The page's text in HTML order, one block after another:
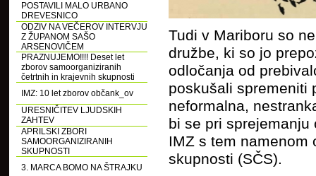
POSTAVILI MALO URBANO
DREVESNICO
ODZIV NA VEČEROV INTERVJU
Z ŽUPANOM SAŠO
ARSENOVIČEM
PRAZNUJEMO!!!! Deset let
zborov samoorganiziranih
četrtnih in krajevnih skupnosti
IMZ: 10 let zborov občank_ov
URESNIČITEV LJUDSKIH
ZAHTEV
APRILSKI ZBORI
SAMOORGANIZIRANIH
SKUPNOSTI
3. MARCA BOMO NA ŠTRAJKU
Tudi v Mariboru so
družbe, ki so jo
odločanja od
poskušali spremeniti
neformalna,
bi se pri
IMZ s tem namenom
skupnosti (SČS).